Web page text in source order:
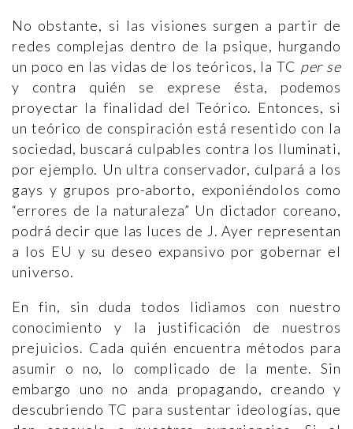
No obstante, si las visiones surgen a partir de
redes complejas dentro de la psique, hurgando
un poco en las vidas de los teóricos, la TC per se
y contra quién se exprese ésta, podemos
proyectar la finalidad del Teórico. Entonces, si
un teórico de conspiración está resentido con la
sociedad, buscará culpables contra los Iluminati,
por ejemplo. Un ultra conservador, culpará a los
gays y grupos pro-aborto, exponiéndolos como
“errores de la naturaleza” Un dictador coreano,
podrá decir que las luces de J. Ayer representan
a los EU y su deseo expansivo por gobernar el
universo.
En fin, sin duda todos lidiamos con nuestro
conocimiento y la justificación de nuestros
prejuicios. Cada quién encuentra métodos para
asumir o no, lo complicado de la mente. Sin
embargo uno no anda propagando, creando y
descubriendo TC para sustentar ideologías, que